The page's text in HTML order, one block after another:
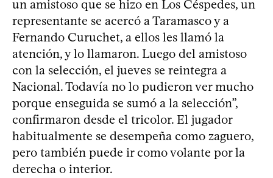
un amistoso que se hizo en Los Céspedes, un
representante se acercó a Taramasco y a
Fernando Curuchet, a ellos les llamó la
atención, y lo llamaron. Luego del amistoso
con la selección, el jueves se reintegra a
Nacional. Todavía no lo pudieron ver mucho
porque enseguida se sumó a la selección”,
confirmaron desde el tricolor. El jugador
habitualmente se desempeña como zaguero,
pero también puede ir como volante por la
derecha o interior.